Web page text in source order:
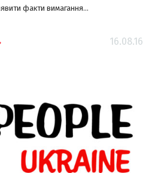
факти вимагання...
16.08.16